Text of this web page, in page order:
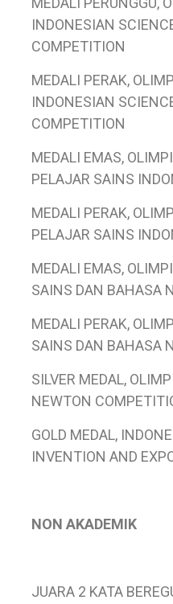
INDONESIAN
COMPETITION
MEDALI PERAK,
INDONESIAN
COMPETITION
MEDALI EMAS,
PELAJAR SAINS
MEDALI PERAK,
PELAJAR SAINS
MEDALI EMAS,
SAINS DAN BAHASA
MEDALI PERAK,
SAINS DAN BAHASA
SILVER MEDAL,
NEWTON
GOLD MEDAL,
INVENTION AND
NON AKADEMIK
JUARA 2 KATA